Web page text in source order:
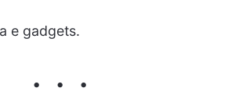
e gadgets.